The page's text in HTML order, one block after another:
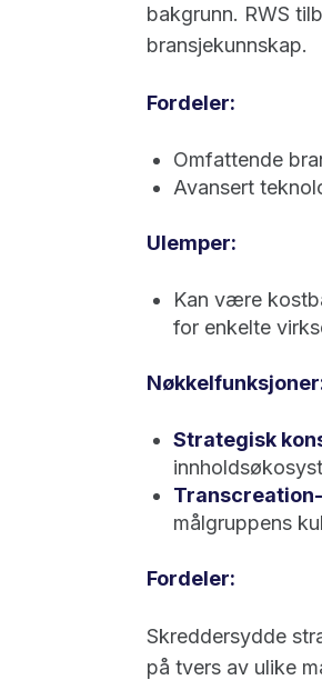
bakgrunn. RWS
bransjekunnskap.
Fordeler:
Omfattende
Avansert
Ulemper:
Kan være
for enkelte
Strategisk
målgruppens
Fordeler:
Skreddersydde
på tvers av ulike